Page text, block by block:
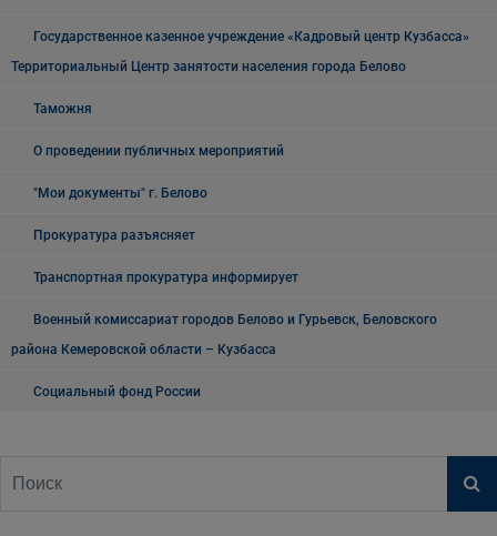
Государственное казенное учреждение «Кадровый центр Кузбасса»
Территориальный Центр занятости населения города Белово
Таможня
О проведении публичных мероприятий
"Мои документы" г. Белово
Прокуратура разъясняет
Транспортная прокуратура информирует
Военный комиссариат городов Белово и Гурьевск, Беловского
района Кемеровской области – Кузбасса
Социальный фонд России